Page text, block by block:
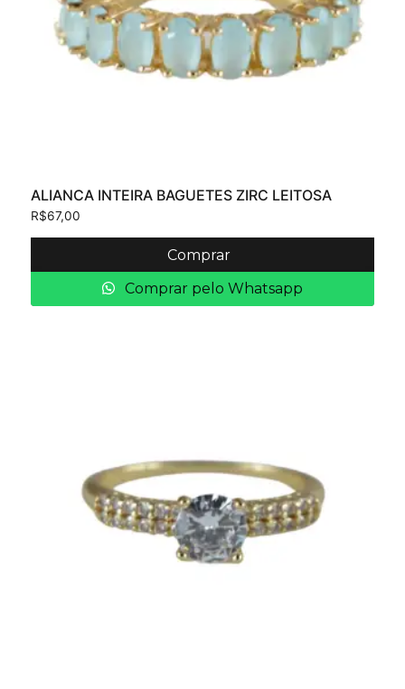
ALIANCA INTEIRA BAGUETES ZIRC LEITOSA
R$67,00
Comprar
Comprar pelo Whatsapp